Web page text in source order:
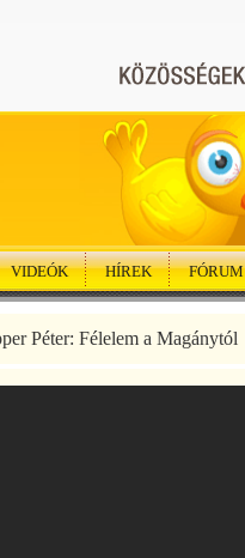
VIDEÓK HÍREK FÓRUM
Péter: Félelem a Magánytól